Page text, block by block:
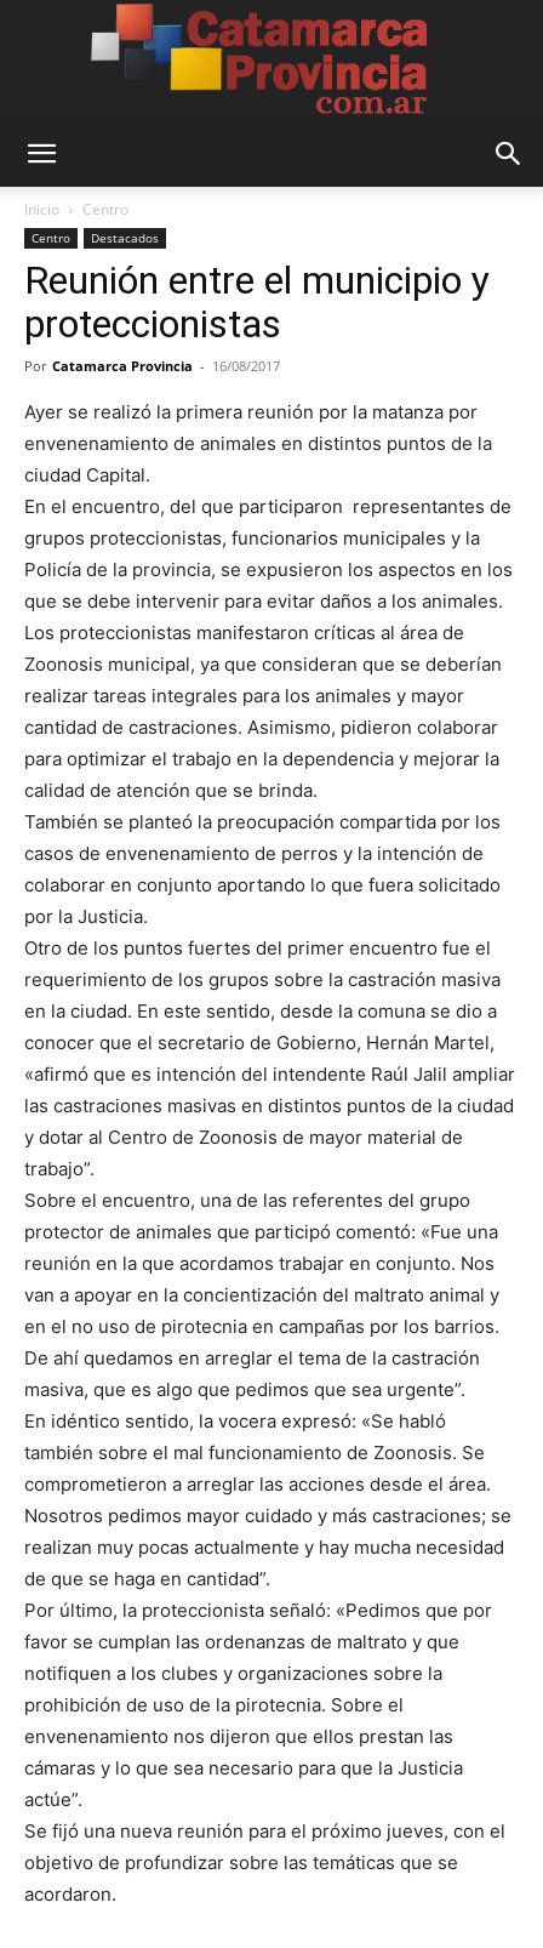
Provincia
Inicio Centro
Centro Destacados
Reunión entre el municipio y
proteccionistas
Por Catamarca Provincia - 16/08/2017
Ayer se realizó la primera reunión por la matanza por
envenenamiento de animales en distintos puntos de la
ciudad Capital.
En el encuentro, del que participaron representantes de
grupos proteccionistas, funcionarios municipales y la
Policía de la provincia, se expusieron los aspectos en los
que se debe intervenir para evitar daños a los animales.
Los proteccionistas manifestaron críticas al área de
Zoonosis municipal, ya que consideran que se deberían
realizar tareas integrales para los animales y mayor
cantidad de castraciones. Asimismo, pidieron colaborar
para optimizar el trabajo en la dependencia y mejorar la
calidad de atención que se brinda.
También se planteó la preocupación compartida por los
casos de envenenamiento de perros y la intención de
colaborar en conjunto aportando lo que fuera solicitado
por la Justicia.
Otro de los puntos fuertes del primer encuentro fue el
requerimiento de los grupos sobre la castración masiva
en la ciudad. En este sentido, desde la comuna se dio a
conocer que el secretario de Gobierno, Hernán Martel,
«afirmó que es intención del intendente Raúl Jalil ampliar
las castraciones masivas en distintos puntos de la ciudad
y dotar al Centro de Zoonosis de mayor material de
trabajo”.
Sobre el encuentro, una de las referentes del grupo
protector de animales que participó comentó: «Fue una
reunión en la que acordamos trabajar en conjunto. Nos
van a apoyar en la concientización del maltrato animal y
en el no uso de pirotecnia en campañas por los barrios.
De ahí quedamos en arreglar el tema de la castración
masiva, que es algo que pedimos que sea urgente”.
En idéntico sentido, la vocera expresó: «Se habló
también sobre el mal funcionamiento de Zoonosis. Se
comprometieron a arreglar las acciones desde el área.
Nosotros pedimos mayor cuidado y más castraciones; se
realizan muy pocas actualmente y hay mucha necesidad
de que se haga en cantidad”.
Por último, la proteccionista señaló: «Pedimos que por
favor se cumplan las ordenanzas de maltrato y que
notifiquen a los clubes y organizaciones sobre la
prohibición de uso de la pirotecnia. Sobre el
envenenamiento nos dijeron que ellos prestan las
cámaras y lo que sea necesario para que la Justicia
actúe”.
Se fijó una nueva reunión para el próximo jueves, con el
objetivo de profundizar sobre las temáticas que se
acordaron.